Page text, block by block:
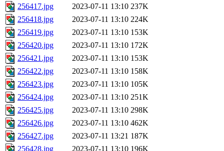
256417.jpg
2023-07-11 13:10 237K
256418.jpg
2023-07-11 13:10 224K
256419.jpg
2023-07-11 13:10 153K
256420.jpg
2023-07-11 13:10 172K
256421.jpg
2023-07-11 13:10 153K
256422.jpg
2023-07-11 13:10 158K
256423.jpg
2023-07-11 13:10 105K
256424.jpg
2023-07-11 13:10 251K
256425.jpg
2023-07-11 13:10 298K
256426.jpg
2023-07-11 13:10 462K
256427.jpg
2023-07-11 13:21 187K
256428.jpg
2023-07-11 13:10 196K